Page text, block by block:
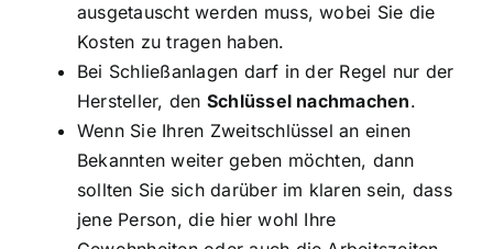
ausgetauscht werden muss, wobei Sie die
Kosten zu tragen haben.
Bei Schließanlagen darf in der Regel nur der
Hersteller, den Schlüssel nachmachen.
Wenn Sie Ihren Zweitschlüssel an einen
Bekannten weiter geben möchten, dann
sollten Sie sich darüber im klaren sein, dass
jene Person, die hier wohl Ihre